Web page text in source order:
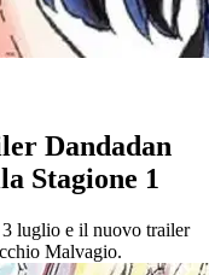
Dandadan
Stagione 1
luglio e il nuovo trailer
Malvagio.